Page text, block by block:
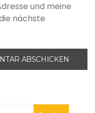
und meine
nächste